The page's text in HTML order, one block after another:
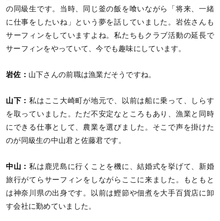
の同級生です。当時、同じ釜の飯を喰いながら「将来、一緒
に仕事をしたいね」という夢を話していました。岩佐さんも
サーフィンをしていますよね。私たちもクラブ活動の延長で
サーフィンをやっていて、今でも趣味にしています。
岩佐： 山下さんの前職は漁業だそうですね。
山下：私はここ大崎町が地元で、以前は船に乗って、しらす
を取っていました。ただ不安定なところもあり、漁業と同時
にできる仕事として、農業を選びました。そこで声を掛けた
のが同級生の中山君と佐藤君です。
中山：私は鹿児島に行くことを機に、結婚式を挙げて、新婚
旅行がてらサーフィンをしながらここに来ました。もともと
は神奈川県の出身です。以前は鰹節や佃煮を大手百貨店に卸
す会社に勤めていました。